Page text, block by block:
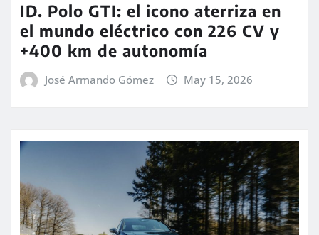
ID. Polo GTI: el icono aterriza en
el mundo eléctrico con 226 CV y
+400 km de autonomía
José Armando Gómez May 15, 2026